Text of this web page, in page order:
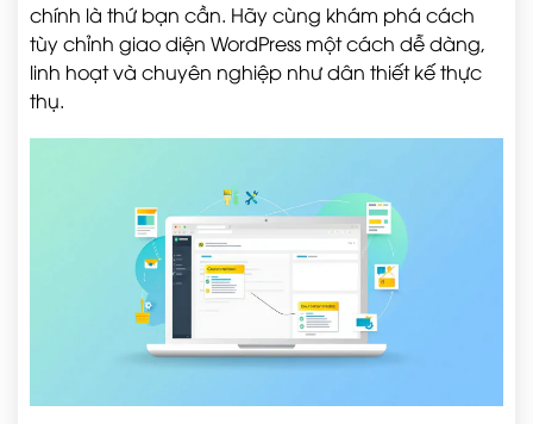
chính là thứ bạn cần. Hãy cùng khám phá cách
tùy chỉnh giao diện WordPress một cách dễ dàng,
linh hoạt và chuyên nghiệp như dân thiết kế thực
thụ.